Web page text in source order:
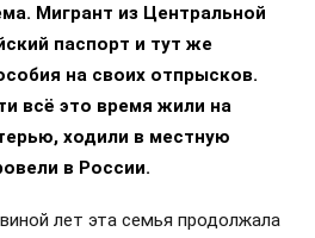
Мигрант из Центральной
паспорт и тут же
на своих отпрысков.
всё это время жили на
ходили в местную
в России.
лет эта семья продолжала